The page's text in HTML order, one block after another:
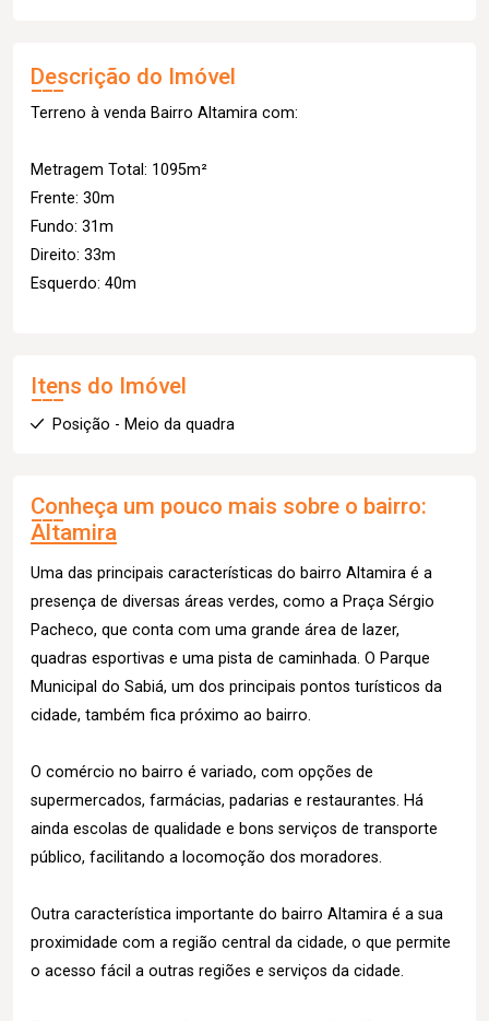
Descrição do Imóvel
Terreno à venda Bairro Altamira com:
Metragem Total: 1095m²
Frente: 30m
Fundo: 31m
Direito: 33m
Esquerdo: 40m
Itens do Imóvel
Posição - Meio da quadra
Conheça um pouco mais sobre o bairro:
Altamira
Uma das principais características do bairro Altamira é a
presença de diversas áreas verdes, como a Praça Sérgio
Pacheco, que conta com uma grande área de lazer,
quadras esportivas e uma pista de caminhada. O Parque
Municipal do Sabiá, um dos principais pontos turísticos da
cidade, também fica próximo ao bairro.
O comércio no bairro é variado, com opções de
supermercados, farmácias, padarias e restaurantes. Há
ainda escolas de qualidade e bons serviços de transporte
público, facilitando a locomoção dos moradores.
Outra característica importante do bairro Altamira é a sua
proximidade com a região central da cidade, o que permite
o acesso fácil a outras regiões e serviços da cidade.